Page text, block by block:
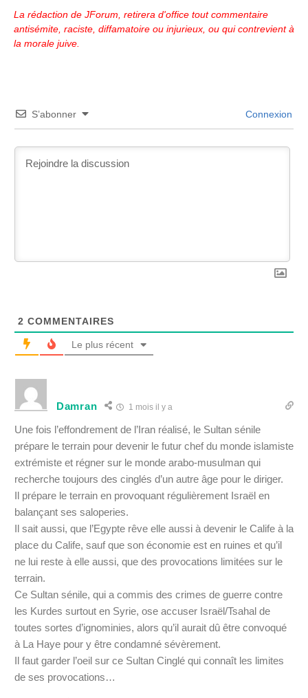
La rédaction de JForum, retirera d'office tout commentaire
antisémite, raciste, diffamatoire ou injurieux, ou qui contrevient à
la morale juive.
S’abonner Connexion
2 COMMENTAIRES
Le plus récent
Damran 1 mois il y a
Une fois l’effondrement de l’Iran réalisé, le Sultan sénile
prépare le terrain pour devenir le futur chef du monde islamiste
extrémiste et régner sur le monde arabo-musulman qui
recherche toujours des cinglés d’un autre âge pour le diriger.
Il prépare le terrain en provoquant régulièrement Israël en
balançant ses saloperies.
Il sait aussi, que l’Egypte rêve elle aussi à devenir le Calife à la
place du Calife, sauf que son économie est en ruines et qu’il
ne lui reste à elle aussi, que des provocations limitées sur le
terrain.
Ce Sultan sénile, qui a commis des crimes de guerre contre
les Kurdes surtout en Syrie, ose accuser Israël/Tsahal de
toutes sortes d’ignominies, alors qu’il aurait dû être convoqué
à La Haye pour y être condamné sévèrement.
Il faut garder l’oeil sur ce Sultan Cinglé qui connaît les limites
de ses provocations…